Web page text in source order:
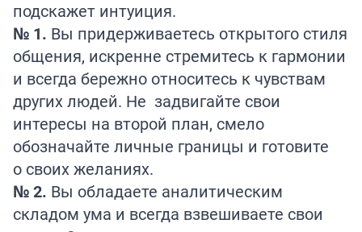
подскажет интуиция.
№ 1. Вы придерживаетесь открытого стиля
общения, искренне стремитесь к гармонии
и всегда бережно относитесь к чувствам
других людей. Не задвигайте свои
интересы на второй план, смело
обозначайте личные границы и готовите
о своих желаниях.
№ 2. Вы обладаете аналитическим
складом ума и всегда взвешиваете свои